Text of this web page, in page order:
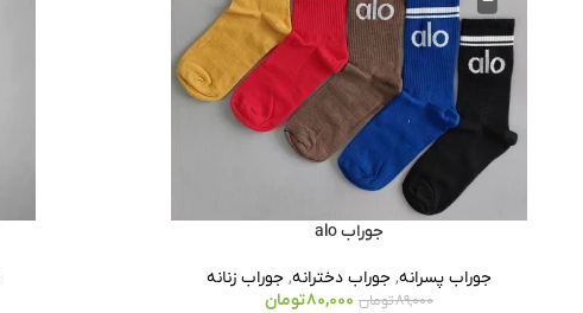
جوراب alo
جوراب پسرانه, جوراب دخترانه, جوراب زنانه
89,000تومان 80,000تومان